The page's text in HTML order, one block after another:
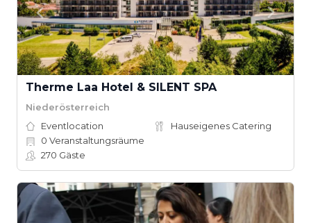
Therme Laa Hotel & SILENT SPA
Niederösterreich
Eventlocation
Hauseigenes Catering
0 Veranstaltungsräume
270 Gäste